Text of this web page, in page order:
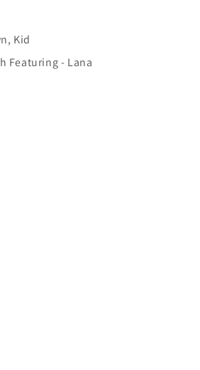
Kid
Featuring - Lana